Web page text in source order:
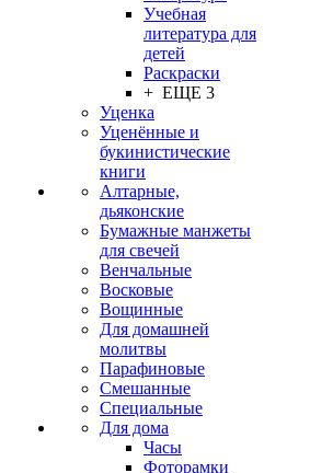
Учебная
литература для
детей
Раскраски
+ ЕЩЕ 3
Уценка
Уценённые и
букинистические
книги
Алтарные,
дьяконские
Бумажные манжеты
для свечей
Венчальные
Восковые
Вощинные
Для домашней
молитвы
Парафиновые
Смешанные
Специальные
Для дома
Часы
Фоторамки